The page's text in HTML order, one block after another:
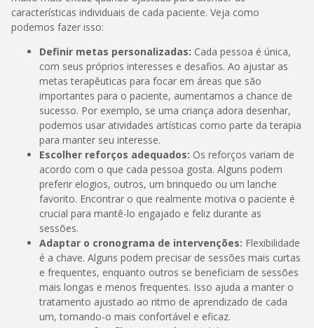
características individuais de cada paciente. Veja como
podemos fazer isso:
Definir metas personalizadas: Cada pessoa é única,
com seus próprios interesses e desafios. Ao ajustar as
metas terapêuticas para focar em áreas que são
importantes para o paciente, aumentamos a chance de
sucesso. Por exemplo, se uma criança adora desenhar,
podemos usar atividades artísticas como parte da terapia
para manter seu interesse.
Escolher reforços adequados: Os reforços variam de
acordo com o que cada pessoa gosta. Alguns podem
preferir elogios, outros, um brinquedo ou um lanche
favorito. Encontrar o que realmente motiva o paciente é
crucial para mantê-lo engajado e feliz durante as
sessões.
Adaptar o cronograma de intervenções: Flexibilidade
é a chave. Alguns podem precisar de sessões mais curtas
e frequentes, enquanto outros se beneficiam de sessões
mais longas e menos frequentes. Isso ajuda a manter o
tratamento ajustado ao ritmo de aprendizado de cada
um, tornando-o mais confortável e eficaz.